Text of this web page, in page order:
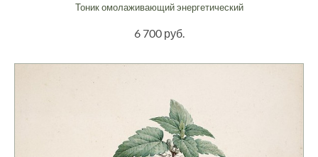
Тоник омолаживающий энергетический
6 700 руб.